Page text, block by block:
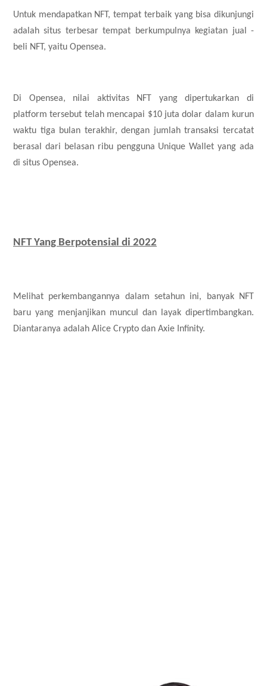
Untuk mendapatkan NFT, tempat terbaik yang bisa dikunjungi
adalah situs terbesar tempat berkumpulnya kegiatan jual -
beli NFT, yaitu Opensea.
Di Opensea, nilai aktivitas NFT yang dipertukarkan di
platform tersebut telah mencapai $10 juta dolar dalam kurun
waktu tiga bulan terakhir, dengan jumlah transaksi tercatat
berasal dari belasan ribu pengguna Unique Wallet yang ada
di situs Opensea.
NFT Yang Berpotensial di 2022
Melihat perkembangannya dalam setahun ini, banyak NFT
baru yang menjanjikan muncul dan layak dipertimbangkan.
Diantaranya adalah Alice Crypto dan Axie Infinity.